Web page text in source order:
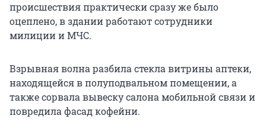
происшествия практически сразу же было
оцеплено, в здании работают сотрудники
милиции и МЧС.
Взрывная волна разбила стекла витрины аптеки,
находящейся в полуподвальном помещении, а
также сорвала вывеску салона мобильной связи и
повредила фасад кофейни.